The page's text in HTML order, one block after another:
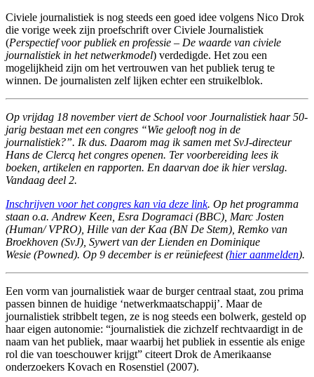
Civiele journalistiek is nog steeds een goed idee volgens Nico Drok
die vorige week zijn proefschrift over Civiele Journalistiek
(Perspectief voor publiek en professie – De waarde van civiele
journalistiek in het netwerkmodel) verdedigde. Het zou een
mogelijkheid zijn om het vertrouwen van het publiek terug te
winnen. De journalisten zelf lijken echter een struikelblok.
Op vrijdag 18 november viert de School voor Journalistiek haar 50-
jarig bestaan met een congres “Wie gelooft nog in de
journalistiek?”. Ik dus. Daarom mag ik samen met SvJ-directeur
Hans de Clercq het congres openen. Ter voorbereiding lees ik
boeken, artikelen en rapporten. En daarvan doe ik hier verslag.
Vandaag deel 2.
Inschrijven voor het congres kan via deze link. Op het programma
staan o.a. Andrew Keen, Esra Dogramaci (BBC), Marc Josten
(Human/ VPRO), Hille van der Kaa (BN De Stem), Remko van
Broekhoven (SvJ), Sywert van der Lienden en Dominique
Wesie (Powned). Op 9 december is er reüniefeest (hier aanmelden).
Een vorm van journalistiek waar de burger centraal staat, zou prima
passen binnen de huidige ‘netwerkmaatschappij’. Maar de
journalistiek stribbelt tegen, ze is nog steeds een bolwerk, gesteld op
haar eigen autonomie: “journalistiek die zichzelf rechtvaardigt in de
naam van het publiek, maar waarbij het publiek in essentie als enige
rol die van toeschouwer krijgt” citeert Drok de Amerikaanse
onderzoekers Kovach en Rosenstiel (2007).